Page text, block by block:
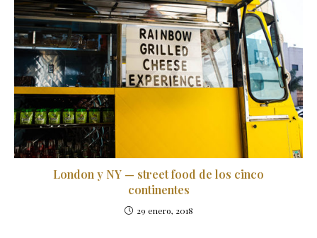
London y NY — street food de los cinco
continentes
29 enero, 2018